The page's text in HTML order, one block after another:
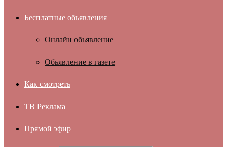
Бесплатные обьявления
Онлайн обьявление
Обьявление в газете
Как смотреть
ТВ Реклама
Прямой эфир